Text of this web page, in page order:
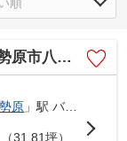
建て 3号棟 全3棟
原 」駅 バス8分 「団地南口（伊勢原市）」 停歩4分
31.81坪）